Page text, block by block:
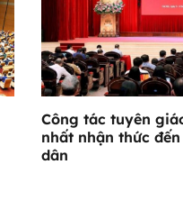
Công tác tuyên
nhất nhận thức
dân